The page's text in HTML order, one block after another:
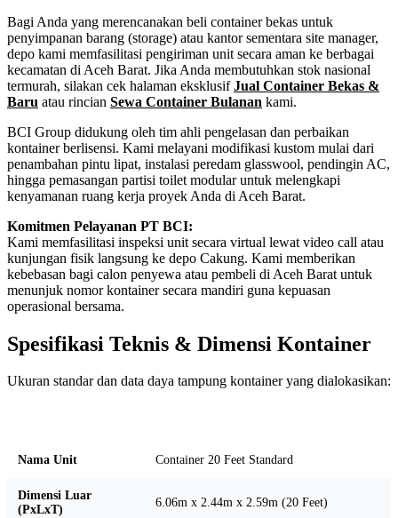
Bagi Anda yang merencanakan beli container bekas untuk
penyimpanan barang (storage) atau kantor sementara site manager,
depo kami memfasilitasi pengiriman unit secara aman ke berbagai
kecamatan di Aceh Barat. Jika Anda membutuhkan stok nasional
termurah, silakan cek halaman eksklusifJual Container Bekas &
Baru atau rincian Sewa Container Bulanan kami.
BCI Group didukung oleh tim ahli pengelasan dan perbaikan
kontainer berlisensi. Kami melayani modifikasi kustom mulai dari
penambahan pintu lipat, instalasi peredam glasswool, pendingin AC,
hingga pemasangan partisi toilet modular untuk melengkapi
kenyamanan ruang kerja proyek Anda di Aceh Barat.
Komitmen Pelayanan PT BCI:
Kami memfasilitasi inspeksi unit secara virtual lewat video call atau
kunjungan fisik langsung ke depo Cakung. Kami memberikan
kebebasan bagi calon penyewa atau pembeli di Aceh Barat untuk
menunjuk nomor kontainer secara mandiri guna kepuasan
operasional bersama.
Spesifikasi Teknis & Dimensi Kontainer
Ukuran standar dan data daya tampung kontainer yang dialokasikan:
Nama Unit Container 20 Feet Standard
Dimensi Luar
(PxLxT)
6.06m x 2.44m x 2.59m (20 Feet)